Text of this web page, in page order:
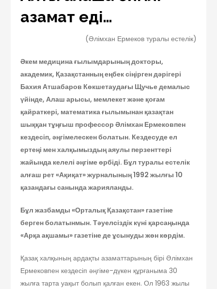
азамат еді…
(Әлімхан Ермеков туралы естелік)
Әкем медицина ғылымдарының докторы,
академик, Қазақстанның еңбек сіңірген дәрігері
Бахия Атшабаров Көкшетаудағы Щучье демалыс
үйінде, Алаш арысы, мемлекет және қоғам
қайраткері, математика ғылымынан қазақтан
шыққан тұңғыш профессор Әлімхан Ермековпен
кездесіп, әңгімелескен болатын. Кездесуде ел
ертеңі мен халқымыздың аяулы перзенттері
жайында келелі әңгіме өрбіді. Бұл туралы естелік
алғаш рет «Ақиқат» журналының 1992 жылғы 10
қазандағы санында жарияланды.
Бұл жазбамды «Орталық Қазақстан» газетіне
берген болатынмын. Тәуелсіздік күні қарсаңында
«Арқа ақшамы» газетіне де ұсынуды жөн көрдім.
Қазақ халқының ардақты азаматтарының бірі Әлімхан
Ерме­ков­пен кездесіп әңгіме-дүкен құр­ғаныма 30
жылға тарта уақыт болып қалған екен. Ол 1963 жылы